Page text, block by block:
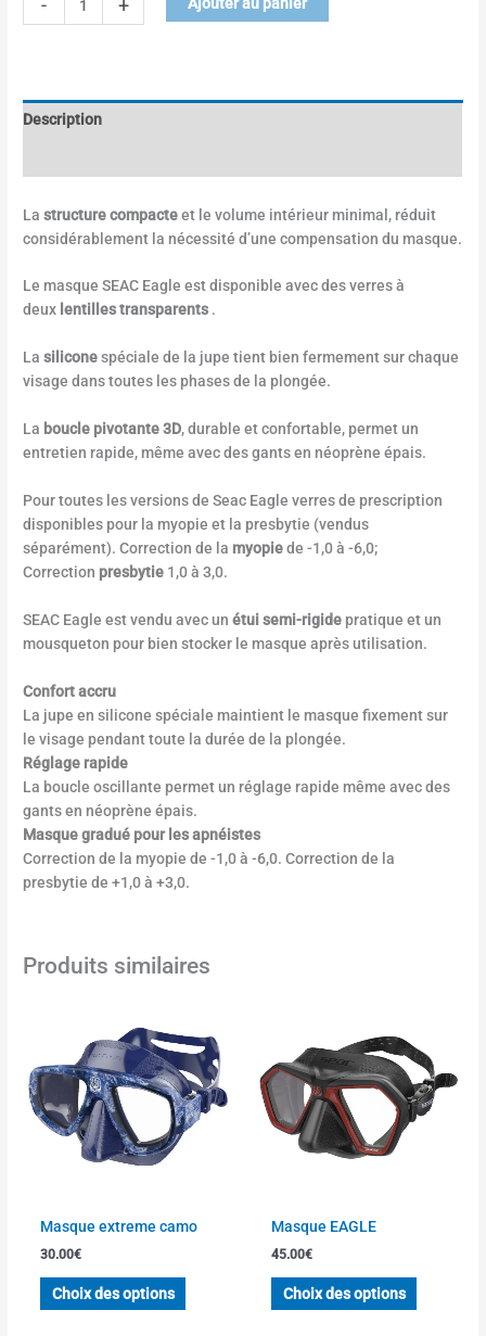
- + Ajouter au panier
Description
Lastructure compacteet le volume intérieur minimal, réduit
considérablement la nécessité d’une compensation du masque.
Le masque SEAC Eagle est disponible avec des verres à
deux lentilles transparents .
Lasiliconespéciale de la jupe tient bien fermement sur chaque
visage dans toutes les phases de la plongée.
La boucle pivotante 3D, durable et confortable, permet un
entretien rapide, même avec des gants en néoprène épais.
Pour toutes les versions de Seac Eagle verres de prescription
disponibles pour la myopie et la presbytie (vendus
séparément). Correction de la myopiede -1,0 à -6,0;
Correction presbytie 1,0 à 3,0.
SEAC Eagle est vendu avec unétui semi-rigide pratique et un
mousqueton pour bien stocker le masque après utilisation.
Confort accru
La jupe en silicone spéciale maintient le masque fixement sur
le visage pendant toute la durée de la plongée.
Réglage rapide
La boucle oscillante permet un réglage rapide même avec des
gants en néoprène épais.
Masque gradué pour les apnéistes
Correction de la myopie de -1,0 à -6,0. Correction de la
presbytie de +1,0 à +3,0.
Produits similaires
Masque extreme camo
30.00€
Choix des options
a
plusieurs
variations.
Les
du
Masque EAGLE
45.00€
Choix des options
a
plusieurs
Les
du